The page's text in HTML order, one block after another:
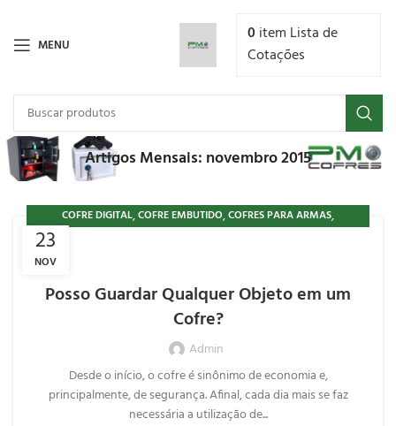
MENU 0 item Lista de
Cotações
Artigos Mensais: novembro 2015
23
NOV
COFRE DIGITAL,COFRE EMBUTIDO,COFRES PARA ARMAS,
Posso Guardar Qualquer Objeto em um
Cofre?
Admin
Desde o início, o cofre é sinônimo de economia e,
principalmente, de segurança. Afinal, cada dia mais se faz
necessária a utilização de...